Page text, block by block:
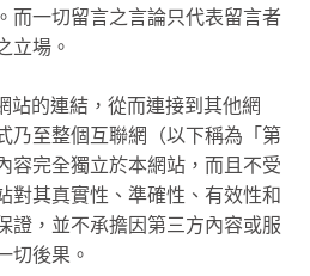
而一切留言之言論只代表留言者
立場。
站的連結，從而連接到其他網
乃至整個互聯網（以下稱為「第
容完全獨立於本網站，而且不受
對其真實性、準確性、有效性和
證，並不承擔因第三方內容或服
切後果。